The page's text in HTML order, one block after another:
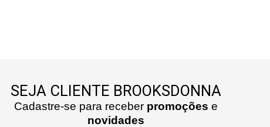
SEJA CLIENTE BROOKSDONNA
Cadastre-se para receber promoções e
novidades